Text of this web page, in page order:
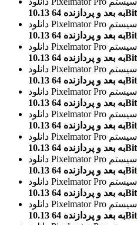
10.13 به بعد و پردازنده 64Bit
دانلود Pixelmator Pro
10.13 به بعد و پردازنده 64Bit
دانلود Pixelmator Pro
10.13 به بعد و پردازنده 64Bit
دانلود Pixelmator Pro
10.13 به بعد و پردازنده 64Bit
دانلود Pixelmator Pro
10.13 به بعد و پردازنده 64Bit
دانلود Pixelmator Pro
10.13 به بعد و پردازنده 64Bit
دانلود Pixelmator Pro
10.13 به بعد و پردازنده 64Bit
دانلود Pixelmator Pro
10.13 به بعد و پردازنده 64Bit
دانلود Pixelmator Pro
10.13 به بعد و پردازنده 64Bit
دانلود Pixelmator Pro
10.13 به بعد و پردازنده 64Bit